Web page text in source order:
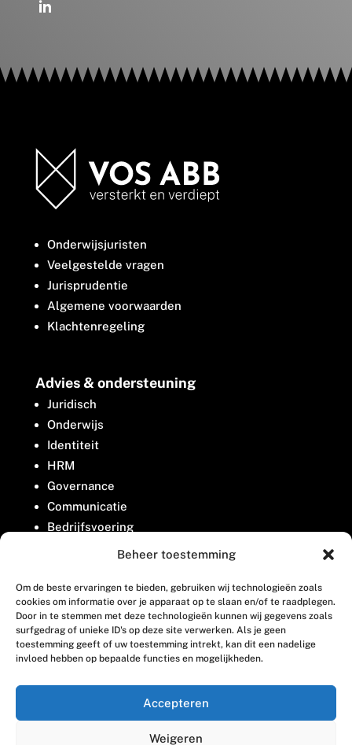
Beheer toestemming
Om de beste ervaringen te bieden, gebruiken wij technologieën zoals
cookies om informatie over je apparaat op te slaan en/of te raadplegen.
Door in te stemmen met deze technologieën kunnen wij gegevens zoals
surfgedrag of unieke ID's op deze site verwerken. Als je geen
toestemming geeft of uw toestemming intrekt, kan dit een nadelige
invloed hebben op bepaalde functies en mogelijkheden.
Accepteren
Weigeren
Onderwijsjuristen
Veelgestelde vragen
Jurisprudentie
Algemene voorwaarden
Klachtenregeling
Advies & ondersteuning
Juridisch
Onderwijs
Identiteit
HRM
Governance
Communicatie
Bedrijfsvoering
Belangenbehartiging
Contact
Houttuinlaan 8
3447 GM Woerden